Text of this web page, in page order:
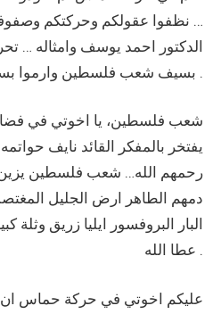
… نظفوا عقولكم وحركتكم
الدكتور احمد يوسف وامثاله …
بسيف شعب فلسطين وارموا بسيف الاخوان على مزبلة التاريخ .
شعب فلسطين، يا اخوتي في
يفتخر بالمفكر القائد نايف
رحمهم الله… شعب فلسطين يزين
دمهم الطاهر ارض الجليل
البار البروفسور ايليا زريق
عطا الله .
عليكم اخوتي في حركة حماس ان